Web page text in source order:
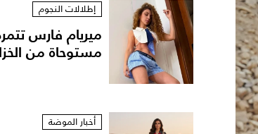
إطلالات النجوم
ميريام فارس
مستوحاة من
أخبار الموضة